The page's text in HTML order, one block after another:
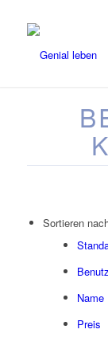
Sortieren
Name
Preis